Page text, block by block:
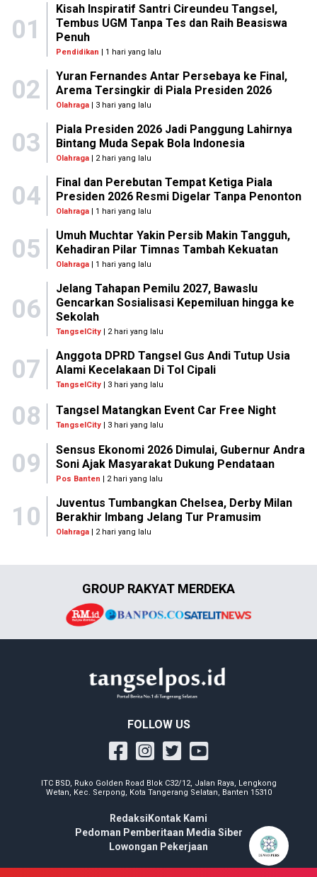
01
Kisah Inspiratif Santri Cireundeu Tangsel,
Tembus UGM Tanpa Tes dan Raih Beasiswa
Penuh
Pendidikan | 1 hari yang lalu
02
Yuran Fernandes Antar Persebaya ke Final,
Arema Tersingkir di Piala Presiden 2026
Olahraga| 3 hari yang lalu
03
Piala Presiden 2026 Jadi Panggung Lahirnya
Bintang Muda Sepak Bola Indonesia
Olahraga| 2 hari yang lalu
04
Final dan Perebutan Tempat Ketiga Piala
Presiden 2026 Resmi Digelar Tanpa Penonton
Olahraga| 1 hari yang lalu
05
Umuh Muchtar Yakin Persib Makin Tangguh,
Kehadiran Pilar Timnas Tambah Kekuatan
Olahraga| 1 hari yang lalu
06
Jelang Tahapan Pemilu 2027, Bawaslu
Gencarkan Sosialisasi Kepemiluan hingga ke
Sekolah
TangselCity| 2 hari yang lalu
07
Anggota DPRD Tangsel Gus Andi Tutup Usia
Alami Kecelakaan Di Tol Cipali
TangselCity| 3 hari yang lalu
08 Tangsel Matangkan Event Car Free Night
TangselCity | 3 hari yang lalu
09
Sensus Ekonomi 2026 Dimulai, Gubernur Andra
Soni Ajak Masyarakat Dukung Pendataan
Pos Banten | 2 hari yang lalu
10
Juventus Tumbangkan Chelsea, Derby Milan
Berakhir Imbang Jelang Tur Pramusim
Olahraga| 2 hari yang lalu
GROUP RAKYAT MERDEKA
FOLLOW US
ITC BSD, Ruko Golden Road Blok C32/12, Jalan Raya, Lengkong
Wetan, Kec. Serpong, Kota Tangerang Selatan, Banten 15310
Redaksi Kontak Kami
Pedoman Pemberitaan Media Siber
Lowongan Pekerjaan